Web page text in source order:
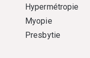
Hypermétropie
Myopie
Presbytie